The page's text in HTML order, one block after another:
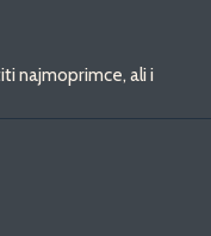
najmoprimce, ali i